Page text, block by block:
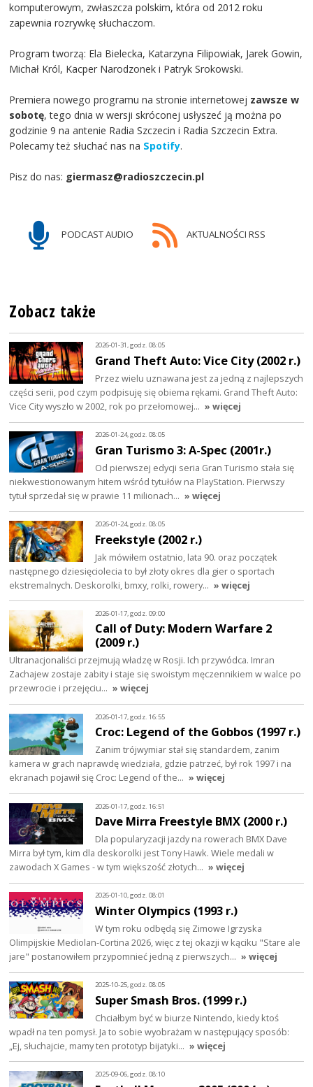
komputerowym, zwłaszcza polskim, która od 2012 roku
zapewnia rozrywkę słuchaczom.
Program tworzą: Ela Bielecka, Katarzyna Filipowiak, Jarek Gowin,
Michał Król, Kacper Narodzonek i Patryk Srokowski.
Premiera nowego programu na stronie internetowej zawsze w
sobotę, tego dnia w wersji skróconej usłyszeć ją można po
godzinie 9 na antenie Radia Szczecin i Radia Szczecin Extra.
Polecamy też słuchać nas na Spotify.
Pisz do nas: giermasz@radioszczecin.pl
PODCAST AUDIO AKTUALNOŚCI RSS
Zobacz także
2026-01-31, godz. 08:05
Grand Theft Auto: Vice City (2002 r.)
Przez wielu uznawana jest za jedną z najlepszych
części serii, pod czym podpisuję się obiema rękami. Grand Theft Auto:
Vice City wyszło w 2002, rok po przełomowej… » więcej
2026-01-24, godz. 08:05
Gran Turismo 3: A-Spec (2001r.)
Od pierwszej edycji seria Gran Turismo stała się
niekwestionowanym hitem wśród tytułów na PlayStation. Pierwszy
tytuł sprzedał się w prawie 11 milionach… » więcej
2026-01-24, godz. 08:05
Freekstyle (2002 r.)
Jak mówiłem ostatnio, lata 90. oraz początek
następnego dziesięciolecia to był złoty okres dla gier o sportach
ekstremalnych. Deskorolki, bmxy, rolki, rowery… » więcej
2026-01-17, godz. 09:00
Call of Duty: Modern Warfare 2
(2009 r.)
Ultranacjonaliści przejmują władzę w Rosji. Ich przywódca. Imran
Zachajew zostaje zabity i staje się swoistym męczennikiem w walce po
przewrocie i przejęciu… » więcej
2026-01-17, godz. 16:55
Croc: Legend of the Gobbos (1997 r.)
Zanim trójwymiar stał się standardem, zanim
kamera w grach naprawdę wiedziała, gdzie patrzeć, był rok 1997 i na
ekranach pojawił się Croc: Legend of the… » więcej
2026-01-17, godz. 16:51
Dave Mirra Freestyle BMX (2000 r.)
Dla popularyzacji jazdy na rowerach BMX Dave
Mirra był tym, kim dla deskorolki jest Tony Hawk. Wiele medali w
zawodach X Games - w tym większość złotych… » więcej
2026-01-10, godz. 08:01
Winter Olympics (1993 r.)
W tym roku odbędą się Zimowe Igrzyska
Olimpijskie Mediolan-Cortina 2026, więc z tej okazji w kąciku "Stare ale
jare" postanowiłem przypomnieć jedną z pierwszych… » więcej
2025-10-25, godz. 08:05
Super Smash Bros. (1999 r.)
Chciałbym być w biurze Nintendo, kiedy ktoś
wpadł na ten pomysł. Ja to sobie wyobrażam w następujący sposób:
„Ej, słuchajcie, mamy ten prototyp bijatyki… » więcej
2025-09-06, godz. 08:10